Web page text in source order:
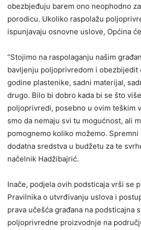
obezbjeđuju barem ono neophodno
porodicu. Ukoliko raspolažu
ispunjavaju osnovne uslove, Općina
“Stojimo na raspolaganju našim
bavljenju poljoprivredom i obezbijedit
godine plastenike, sadni materijal,
drugo. Bilo bi dobro kada bi se što
poljoprivredi, posebno u ovim teškim
smo da nemaju svi tu mogućnost, ali
pomognemo koliko možemo.
dodatna sredstva u budžetu za te
načelnik Hadžibajrić.
Inače, podjela ovih podsticaja vrši se
Pravilnika o utvrđivanju uslova i
prava učešća građana na podsticajna
poljoprivredne proizvodnje na